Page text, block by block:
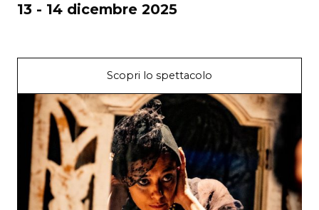
13 - 14 dicembre 2025
Scopri lo spettacolo